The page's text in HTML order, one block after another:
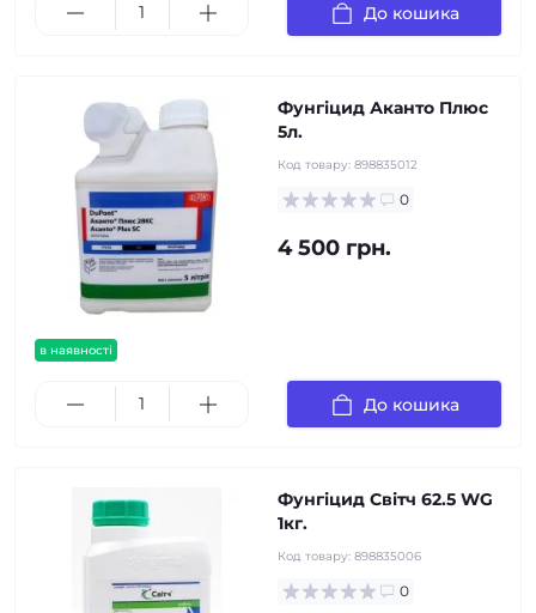
До кошика
в наявності
Фунгіцид Аканто Плюс
5л.
Код товару: 898835012
0
4 500 грн.
До кошика
Фунгіцид Світч 62.5 WG
1кг.
Код товару: 898835006
0